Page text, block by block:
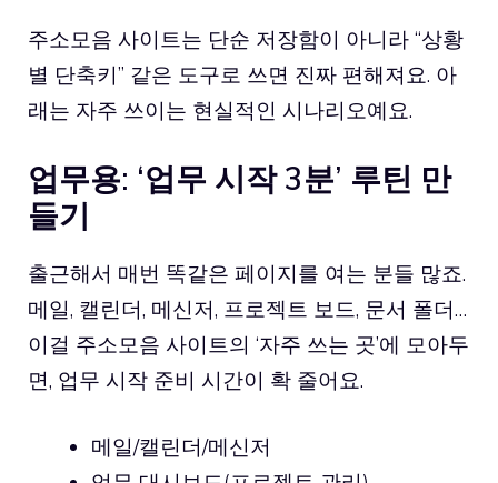
주소모음 사이트는 단순 저장함이 아니라 “상황
별 단축키” 같은 도구로 쓰면 진짜 편해져요. 아
래는 자주 쓰이는 현실적인 시나리오예요.
업무용: ‘업무 시작 3분’ 루틴 만
들기
출근해서 매번 똑같은 페이지를 여는 분들 많죠.
메일, 캘린더, 메신저, 프로젝트 보드, 문서 폴더…
이걸 주소모음 사이트의 ‘자주 쓰는 곳’에 모아두
면, 업무 시작 준비 시간이 확 줄어요.
메일/캘린더/메신저